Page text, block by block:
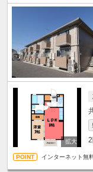
インターネット無